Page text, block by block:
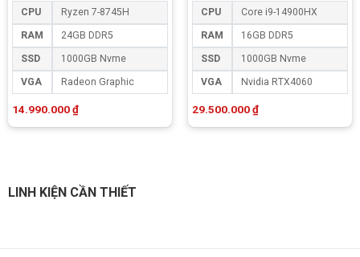
CPU Ryzen 7-8745H
RAM 24GB DDR5
SSD 1000GB Nvme
VGA Radeon Graphic
14.990.000₫
CPU Core i9-14900HX
RAM 16GB DDR5
SSD 1000GB Nvme
VGA Nvidia RTX4060
29.500.000₫
LINH KIỆN CẦN THIẾT